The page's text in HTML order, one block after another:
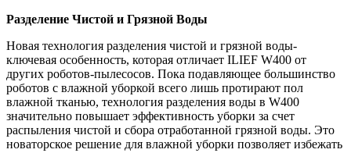
Разделение Чистой и Грязной Воды
Новая технология разделения чистой и грязной воды-
ключевая особенность, которая отличает ILIEF W400 от
других роботов-пылесосов. Пока подавляющее большинство
роботов с влажной уборкой всего лишь протирают пол
влажной тканью, технология разделения воды в W400
значительно повышает эффективность уборки за счет
распыления чистой и сбора отработанной грязной воды. Это
новаторское решение для влажной уборки позволяет избежать